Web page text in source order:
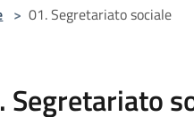
> 01. Segretariato sociale
Segretariato